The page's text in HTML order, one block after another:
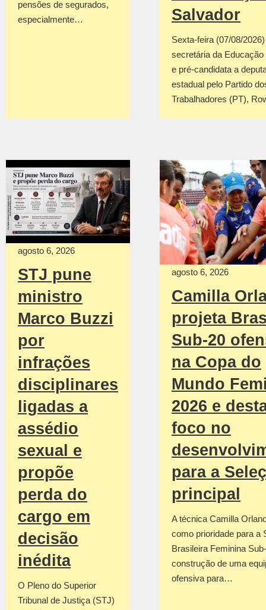
pensões de segurados,
especialmente…
Salvador
Sexta-feira (07/08/
secretária da Educação
e pré-candidata a
estadual pelo Partido
Trabalhadores (PT),
agosto 6, 2026
STJ pune
ministro
Marco Buzzi
por
infrações
disciplinares
ligadas a
assédio
sexual e
propõe
perda do
cargo em
decisão
inédita
O Pleno do Superior
Tribunal de Justiça (STJ)
agosto 6, 2026
Camilla
projeta
Sub-20
na Copa do
Mundo
2026 e
foco no
para a
principal
A técnica Camilla
como prioridade para a
Brasileira Feminina
construção de uma
ofensiva para…